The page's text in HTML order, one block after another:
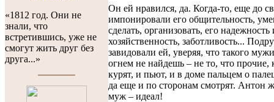
«1812 год. Они не
знали, что
встретившись, уже не
смогут жить друг без
друга...»
Он ей нравился, да. Когда-то, еще до
импонировали его общительность,
сделать, организовать, его надежность
хозяйственность, заботливость...
завидовали ей, уверяя, что такого
огнем не найдешь – не то, что прочие,
курят, и пьют, и в доме пальцем о
да еще и по сторонам смотрят. Антон
муж – идеал!